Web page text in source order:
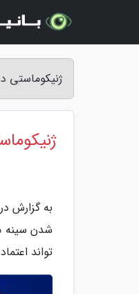
ژنیکوماستی
به گزارش
شدن سینه
تواند